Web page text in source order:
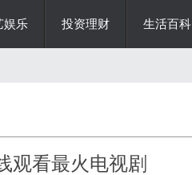
娱乐 投资理财 生活百科
观看最火电视剧